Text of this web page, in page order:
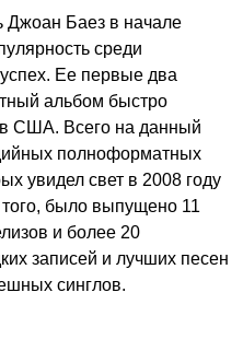
Джоан Баез в начале
среди
Ее первые два
альбом быстро
в США. Всего на данный
полноформатных
увидел свет в 2008 году
того, было выпущено 11
и более 20
записей и лучших песен
синглов.